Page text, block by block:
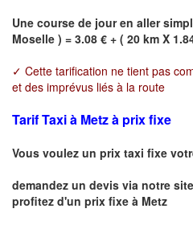
Une course de jour en aller
Moselle ) = 3.08 € + ( 20 km X
✓ Cette tarification ne tient pas
et des imprévus liés à la route
Tarif Taxi à Metz à prix fixe
Vous voulez un prix taxi fixe
demandez un devis via notre
profitez d'un prix fixe à Metz